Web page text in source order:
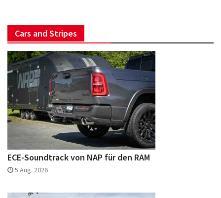
Cars and Stripes
ECE-Soundtrack von NAP für den RAM
5 Aug. 2026